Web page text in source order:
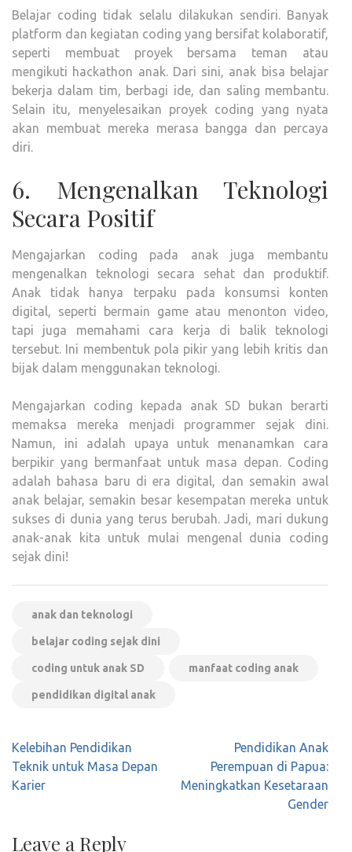
Belajar coding tidak selalu dilakukan sendiri. Banyak
platform dan kegiatan coding yang bersifat kolaboratif,
seperti membuat proyek bersama teman atau
mengikuti hackathon anak. Dari sini, anak bisa belajar
bekerja dalam tim, berbagi ide, dan saling membantu.
Selain itu, menyelesaikan proyek coding yang nyata
akan membuat mereka merasa bangga dan percaya
diri.
6. Mengenalkan Teknologi
Secara Positif
Mengajarkan coding pada anak juga membantu
mengenalkan teknologi secara sehat dan produktif.
Anak tidak hanya terpaku pada konsumsi konten
digital, seperti bermain game atau menonton video,
tapi juga memahami cara kerja di balik teknologi
tersebut. Ini membentuk pola pikir yang lebih kritis dan
bijak dalam menggunakan teknologi.
Mengajarkan coding kepada anak SD bukan berarti
memaksa mereka menjadi programmer sejak dini.
Namun, ini adalah upaya untuk menanamkan cara
berpikir yang bermanfaat untuk masa depan. Coding
adalah bahasa baru di era digital, dan semakin awal
anak belajar, semakin besar kesempatan mereka untuk
sukses di dunia yang terus berubah. Jadi, mari dukung
anak-anak kita untuk mulai mengenal dunia coding
sejak dini!
anak dan teknologi
belajar coding sejak dini
coding untuk anak SD manfaat coding anak
pendidikan digital anak
Post
navigation
Kelebihan Pendidikan
Teknik untuk Masa Depan
Karier
Pendidikan Anak
Perempuan di Papua:
Meningkatkan Kesetaraan
Gender
Leave a Reply